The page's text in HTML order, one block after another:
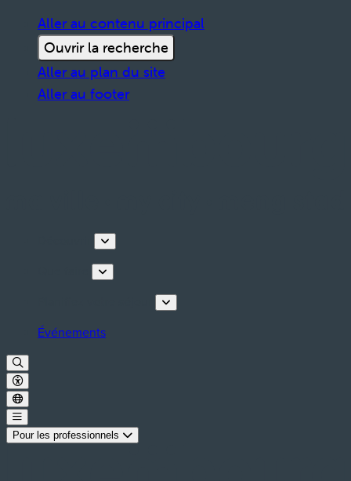
Aller au contenu principal
Ouvrir la recherche
Aller au plan du site
Aller au footer
Événements
Pour les professionnels